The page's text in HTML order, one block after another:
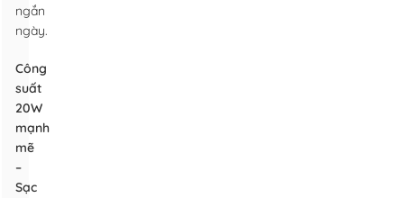
ngắn
ngày.
Công
suất
20W
mạnh
mẽ
–
Sạc